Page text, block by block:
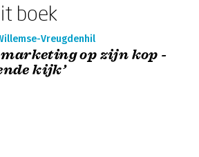
boek
Vreugdenhil
marketing op zijn kop -
kijk’